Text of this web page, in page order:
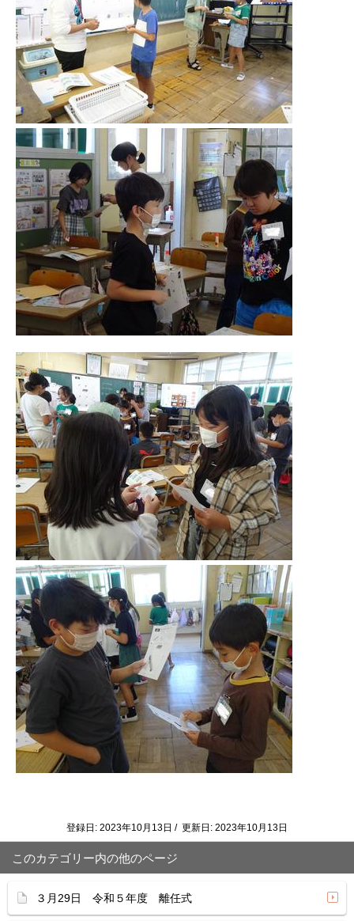
登録日: 2023年10月13日 / 更新日: 2023年10月13日
このカテゴリー内の他のページ
３月29日 令和５年度 離任式